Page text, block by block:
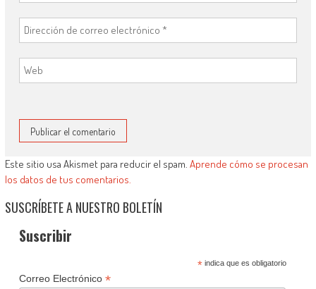
Este sitio usa Akismet para reducir el spam. Aprende cómo se procesan
los datos de tus comentarios.
SUSCRÍBETE A NUESTRO BOLETÍN
Suscribir
*indica que es obligatorio
Correo Electrónico *